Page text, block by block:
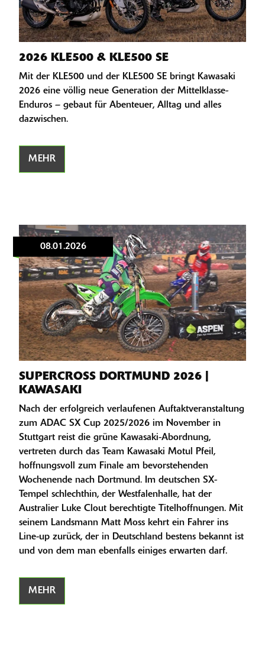
2026 KLE500 & KLE500 SE
Mit der KLE500 und der KLE500 SE bringt Kawasaki
2026 eine völlig neue Generation der Mittelklasse-
Enduros – gebaut für Abenteuer, Alltag und alles
dazwischen.
MEHR
08.01.2026
SUPERCROSS DORTMUND 2026 |
KAWASAKI
Nach der erfolgreich verlaufenen Auftaktveranstaltung
zum ADAC SX Cup 2025/2026 im November in
Stuttgart reist die grüne Kawasaki-Abordnung,
vertreten durch das Team Kawasaki Motul Pfeil,
hoffnungsvoll zum Finale am bevorstehenden
Wochenende nach Dortmund. Im deutschen SX-
Tempel schlechthin, der Westfalenhalle, hat der
Australier Luke Clout berechtigte Titelhoffnungen. Mit
seinem Landsmann Matt Moss kehrt ein Fahrer ins
Line-up zurück, der in Deutschland bestens bekannt ist
und von dem man ebenfalls einiges erwarten darf.
MEHR